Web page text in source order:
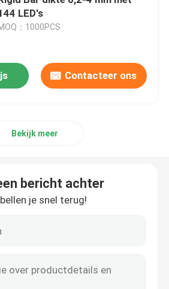
LED
LED's
：1000PCS
Contacteer ons
Bekijk meer
bericht achter
je snel terug!